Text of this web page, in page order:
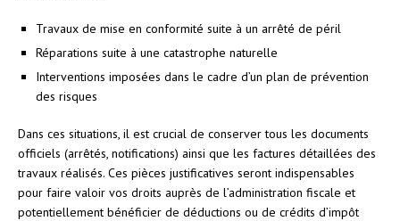
Travaux de mise en conformité suite à un arrêté de péril
Réparations suite à une catastrophe naturelle
Interventions imposées dans le cadre d’un plan de prévention
des risques
Dans ces situations, il est crucial de conserver tous les documents
officiels (arrêtés, notifications) ainsi que les factures détaillées des
travaux réalisés. Ces pièces justificatives seront indispensables
pour faire valoir vos droits auprès de l’administration fiscale et
potentiellement bénéficier de déductions ou de crédits d’impôt